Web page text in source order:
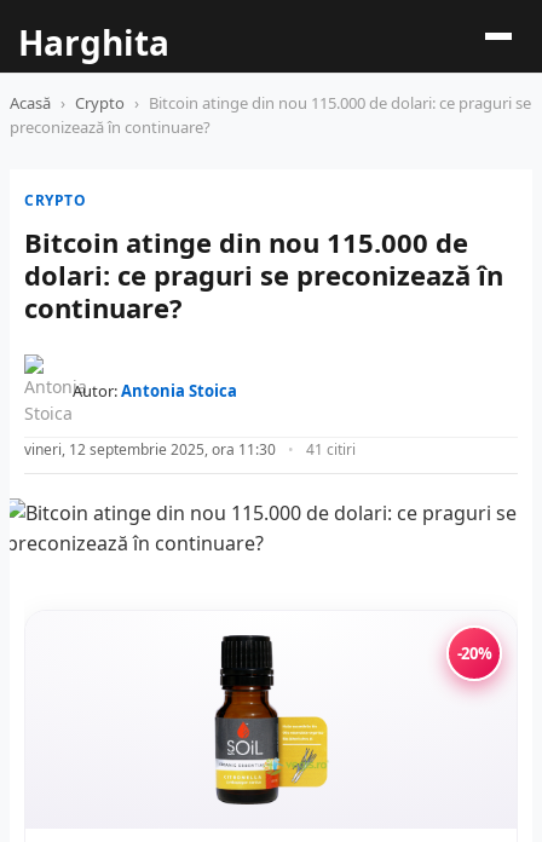
Harghita
Acasă › Crypto › Bitcoin atinge din nou 115.000 de dolari: ce praguri se
preconizează în continuare?
CRYPTO
Bitcoin atinge din nou 115.000 de
dolari: ce praguri se preconizează în
continuare?
Autor:Antonia Stoica
vineri, 12 septembrie 2025, ora 11:30 41 citiri
-20%